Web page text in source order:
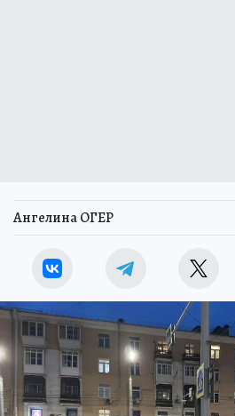
Ангелина ОГЕР